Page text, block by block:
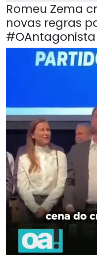
Romeu Zema
novas regras
#OAntagonista